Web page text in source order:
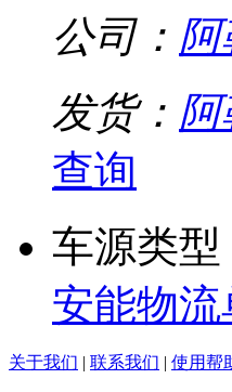
公司：
发货：
查询
车源类型
安能物
关于我们 | 联系我们 | 使用帮